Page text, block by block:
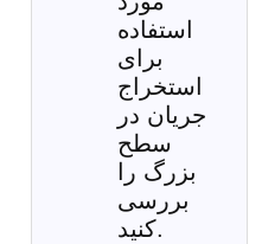
استفاده
برای
استخراج
جریان در
سطح
بزرگ را
بررسی
کنید.